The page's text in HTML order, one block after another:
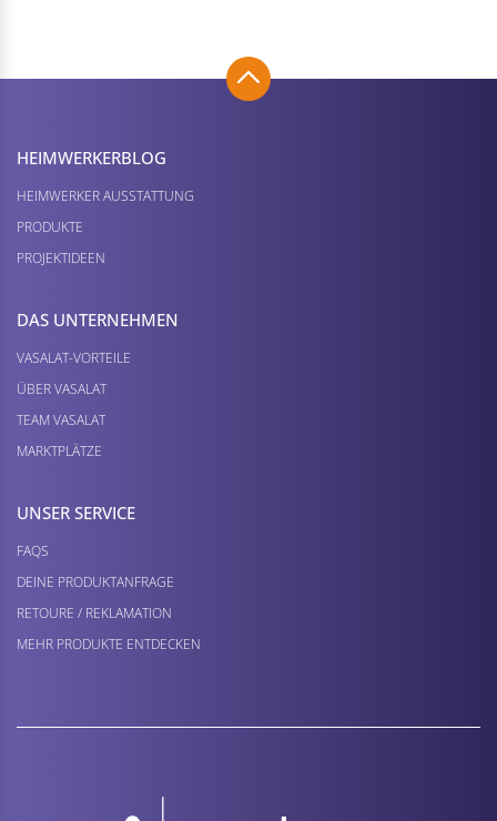
HEIMWERKER­BLOG
HEIMWERKER AUSSTATTUNG
PRODUKTE
PROJEKTIDEEN
DAS UNTERNEHMEN
VASALAT-VORTEILE
ÜBER VASALAT
TEAM VASALAT
MARKTPLÄTZE
UNSER SERVICE
FAQS
DEINE PRODUKTANFRAGE
RETOURE / REKLAMATION
MEHR PRODUKTE ENTDECKEN